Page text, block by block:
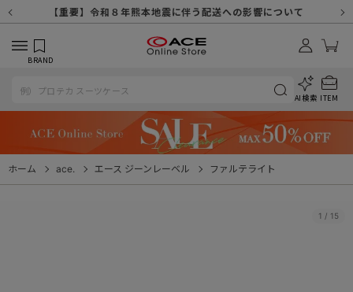
【重要】8/11（火・祝）休業及び配送スケジュールについて
【重要】令和８年熊本地震に伴う配送への影響について
【重要】納品書・領収書ペーパーレス化（電子化）のお知らせ
【重要】天候不良や交通状況・物量増等に伴う配送への影響について
【重要】悪質な詐欺サイトにご注意ください
【重要】各種メールが届かない場合に関しまして
【重要】お問い合わせのご対応に関しまして
【重要】SNSのなりすまし詐欺にご注意ください
BRAND
AI検索 ITEM
ホーム ace. エース ジーンレーベル ファルテライト
1 / 15